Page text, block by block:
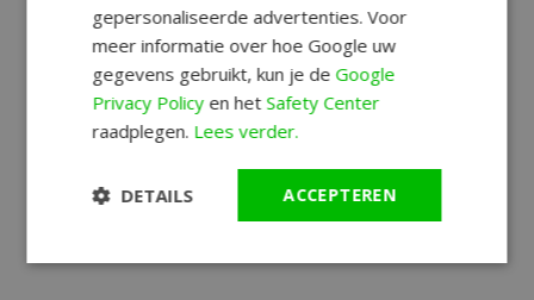
gepersonaliseerde advertenties. Voor
meer informatie over hoe Google uw
gegevens gebruikt, kun je deGoogle
Privacy Policyen hetSafety Center
raadplegen. Lees verder.
ACCEPTEREN
DETAILS